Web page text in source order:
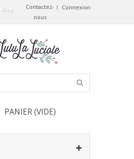
Connexion
Contactez-
nous
Blog
PANIER(VIDE)